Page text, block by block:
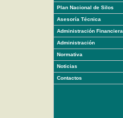
Plan Nacional de Silos
Asesoría Técnica
Administración Financiera
Administración
Normativa
Noticias
Contactos